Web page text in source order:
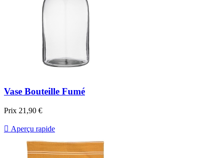
Vase Bouteille Fumé
Prix 21,90 €
 Aperçu rapide